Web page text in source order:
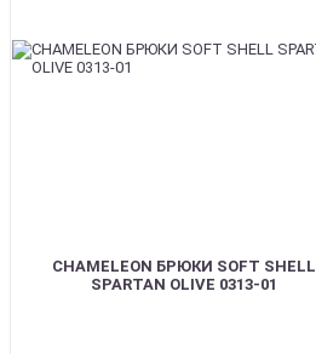
CHAMELEON БРЮКИ SOFT SHELL
SPARTAN OLIVE 0313-01